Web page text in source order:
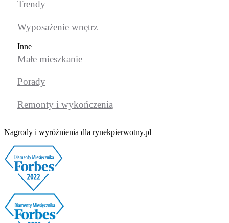
Trendy
Wyposażenie wnętrz
Inne
Małe mieszkanie
Porady
Remonty i wykończenia
Nagrody i wyróżnienia dla rynekpierwotny.pl